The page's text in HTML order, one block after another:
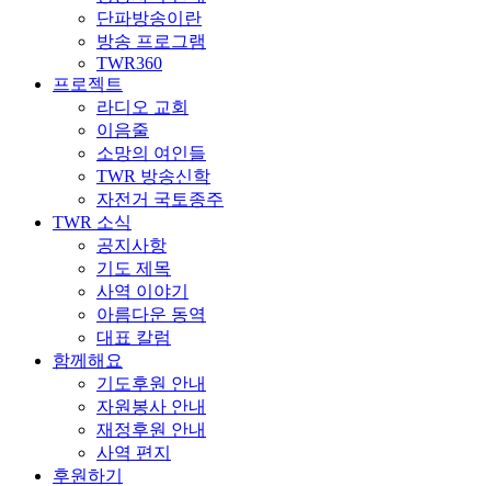
단파방송이란
방송 프로그램
TWR360
프로젝트
라디오 교회
이음줄
소망의 여인들
TWR 방송신학
자전거 국토종주
TWR 소식
공지사항
기도 제목
사역 이야기
아름다운 동역
대표 칼럼
함께해요
기도후원 안내
자원봉사 안내
재정후원 안내
사역 편지
후원하기